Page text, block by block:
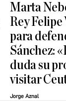
Marta
Rey
para
Sánchez:
duda su
visitar
Jorge Aznal